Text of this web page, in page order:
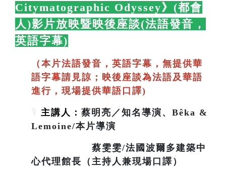
Citymatographic Odyssey》(都會
人)影片放映暨映後座談(法語發音，
英語字幕)
（本片法語發音，英語字幕，無提供華
語字幕請見諒；映後座談為法語及華語
進行，現場提供華語口譯)
主講人： 蔡明亮／知名導演、Bêka &
Lemoine/本片導演
蔡雯雯/法國波爾多建築中
心代理館長（主持人兼現場口譯）